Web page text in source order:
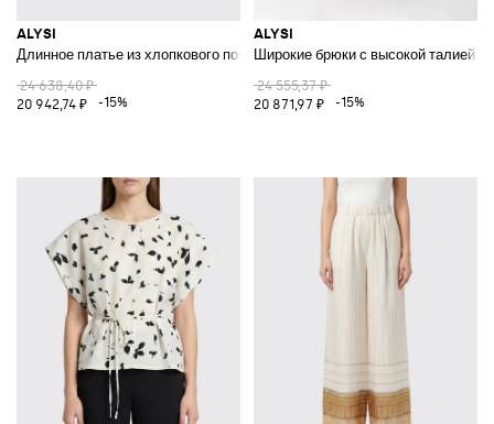
ALYSI
Длинное платье из хлопкового поплина
24 638,40 ₽
20 942,74 ₽
-15%
ALYSI
Широкие брюки с высокой талией
24 555,37 ₽
20 871,97 ₽
-15%